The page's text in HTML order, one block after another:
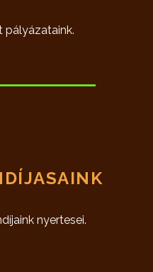
pályázataink.
nyertesei.